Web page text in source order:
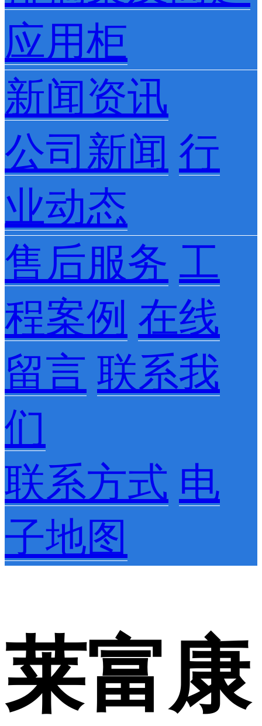
应用柜
新闻资讯
公司新闻 行
业动态
售后服务 工
程案例 在线
留言 联系我
们
联系方式 电
子地图
莱富康